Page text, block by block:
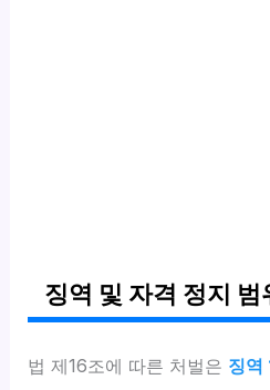
징역 및 자격 정지 범
법 제16조에 따른 처벌은 징역